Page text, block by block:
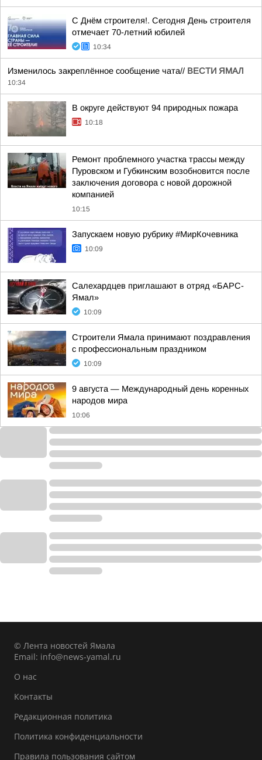
С Днём строителя!. Сегодня День строителя
отмечает 70-летний юбилей
10:34
Изменилось закреплённое сообщение чата// ВЕСТИ ЯМАЛ
10:34
В округе действуют 94 природных пожара
10:18
Ремонт проблемного участка трассы между
Пуровском и Губкинским возобновится после
заключения договора с новой дорожной
компанией
10:15
Запускаем новую рубрику #МирКочевника
10:09
Салехардцев приглашают в отряд «БАРС-
Ямал»
10:09
Строители Ямала принимают поздравления
с профессиональным праздником
10:09
9 августа — Международный день коренных
народов мира
10:06
© Лента новостей Ямала
Email: info@news-yamal.ru
О нас
Контакты
Редакционная политика
Политика конфиденциальности
Правила пользования сайтом